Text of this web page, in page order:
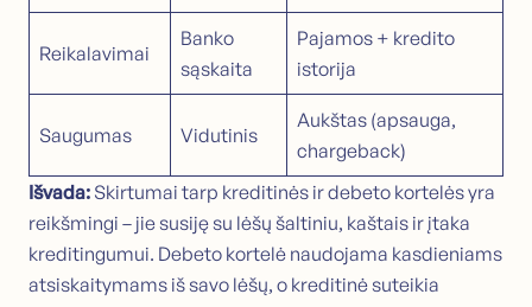
Reikalavimai
Banko
sąskaita
Pajamos + kredito
istorija
Saugumas Vidutinis
Aukštas (apsauga,
chargeback)
Išvada: Skirtumai tarp kreditinės ir debeto kortelės yra
reikšmingi – jie susiję su lėšų šaltiniu, kaštais ir įtaka
kreditingumui. Debeto kortelė naudojama kasdieniams
atsiskaitymams iš savo lėšų, o kreditinė suteikia